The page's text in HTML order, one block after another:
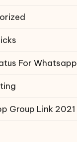
For Whatsapp
Group Link 2021